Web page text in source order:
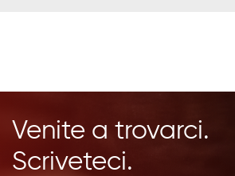
Venite a trovarci.
Scriveteci.